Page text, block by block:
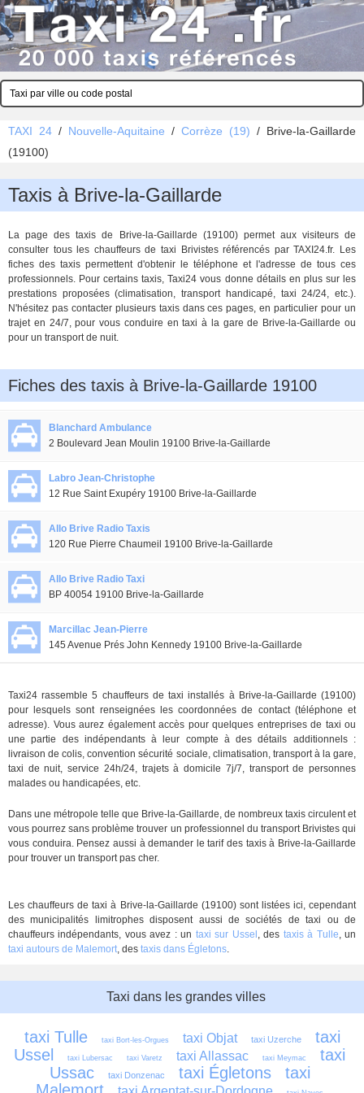
TAXI 24 / Nouvelle-Aquitaine / Corrèze (19) / Brive-la-Gaillarde
(19100)
Taxis à Brive-la-Gaillarde
La page des taxis de Brive-la-Gaillarde (19100) permet aux visiteurs de
consulter tous les chauffeurs de taxi Brivistes référencés par TAXI24.fr. Les
fiches des taxis permettent d'obtenir le téléphone et l'adresse de tous ces
professionnels. Pour certains taxis, Taxi24 vous donne détails en plus sur les
prestations proposées (climatisation, transport handicapé, taxi 24/24, etc.).
N'hésitez pas contacter plusieurs taxis dans ces pages, en particulier pour un
trajet en 24/7, pour vous conduire en taxi à la gare de Brive-la-Gaillarde ou
pour un transport de nuit.
Fiches des taxis à Brive-la-Gaillarde 19100
Blanchard Ambulance
2 Boulevard Jean Moulin 19100 Brive-la-Gaillarde
Labro Jean-Christophe
12 Rue Saint Exupéry 19100 Brive-la-Gaillarde
Allo Brive Radio Taxis
120 Rue Pierre Chaumeil 19100 Brive-la-Gaillarde
Allo Brive Radio Taxi
BP 40054 19100 Brive-la-Gaillarde
Marcillac Jean-Pierre
145 Avenue Prés John Kennedy 19100 Brive-la-Gaillarde
Taxi24 rassemble 5 chauffeurs de taxi installés à Brive-la-Gaillarde (19100)
pour lesquels sont renseignées les coordonnées de contact (téléphone et
adresse). Vous aurez également accès pour quelques entreprises de taxi ou
une partie des indépendants à leur compte à des détails additionnels :
livraison de colis, convention sécurité sociale, climatisation, transport à la gare,
taxi de nuit, service 24h/24, trajets à domicile 7j/7, transport de personnes
malades ou handicapées, etc.
Dans une métropole telle que Brive-la-Gaillarde, de nombreux taxis circulent et
vous pourrez sans problème trouver un professionnel du transport Brivistes qui
vous conduira. Pensez aussi à demander le tarif des taxis à Brive-la-Gaillarde
pour trouver un transport pas cher.
Les chauffeurs de taxi à Brive-la-Gaillarde (19100) sont listées ici, cependant
des municipalités limitrophes disposent aussi de sociétés de taxi ou de
chauffeurs indépendants, vous avez : un taxi sur Ussel , des taxis à Tulle, un
taxi autours de Malemort, des taxis dans Égletons.
Taxi dans les grandes villes
taxi Tulle taxi Bort-les-Orgues taxi Objat taxi Uzerche
taxi
Ussel
taxi Lubersac taxi Varetz taxi Allassac taxi Meymac
taxi
Ussac
taxi Donzenac taxi Égletons
taxi